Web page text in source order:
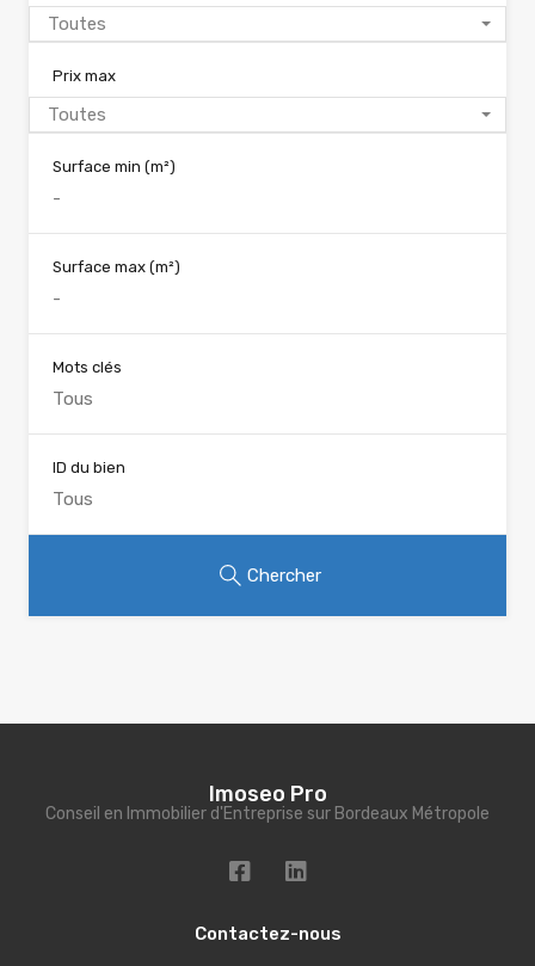
Toutes
Prix max
Toutes
Surface min (m²)
Surface max (m²)
Mots clés
ID du bien
Chercher
Imoseo Pro
Conseil en Immobilier d'Entreprise sur Bordeaux Métropole
Contactez-nous